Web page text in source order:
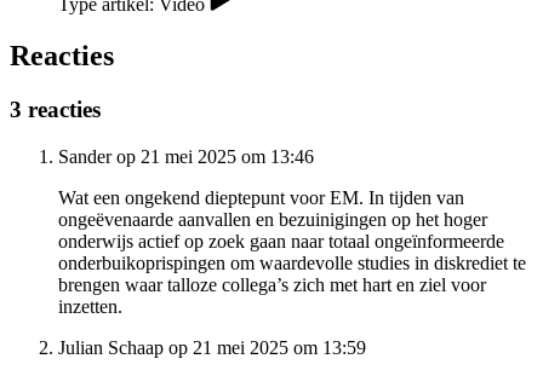
Type artikel: Video
Reacties
3 reacties
Sander op 21 mei 2025 om 13:46
Wat een ongekend dieptepunt voor EM. In tijden van
ongeëvenaarde aanvallen en bezuinigingen op het hoger
onderwijs actief op zoek gaan naar totaal ongeïnformeerde
onderbuikoprispingen om waardevolle studies in diskrediet te
brengen waar talloze collega’s zich met hart en ziel voor
inzetten.
Julian Schaap op 21 mei 2025 om 13:59